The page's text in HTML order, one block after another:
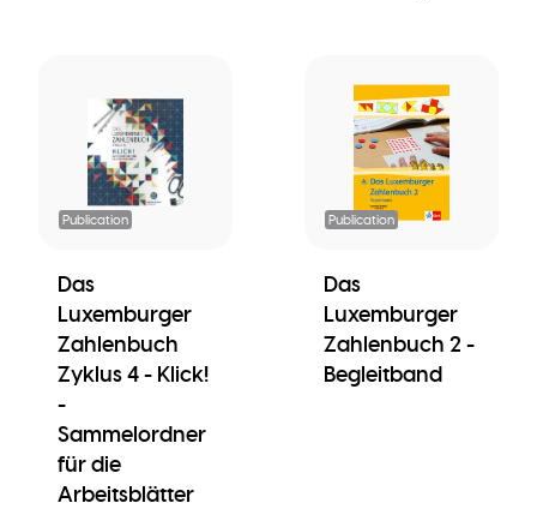
Publication
Das
Luxemburger
Zahlenbuch
Zyklus 4 - Klick!
-
Sammelordner
für die
Arbeitsblätter
Publication
Das
Luxemburger
Zahlenbuch 2 -
Begleitband